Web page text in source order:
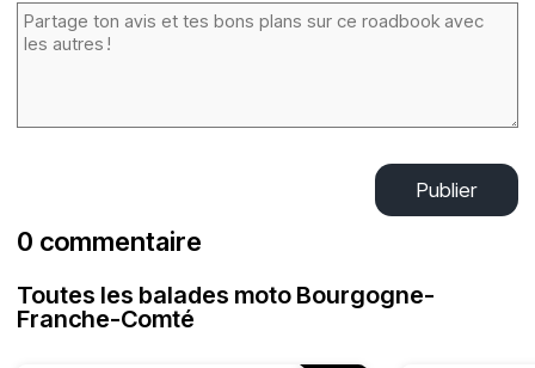
Publier
0 commentaire
Toutes les balades moto Bourgogne-
Franche-Comté